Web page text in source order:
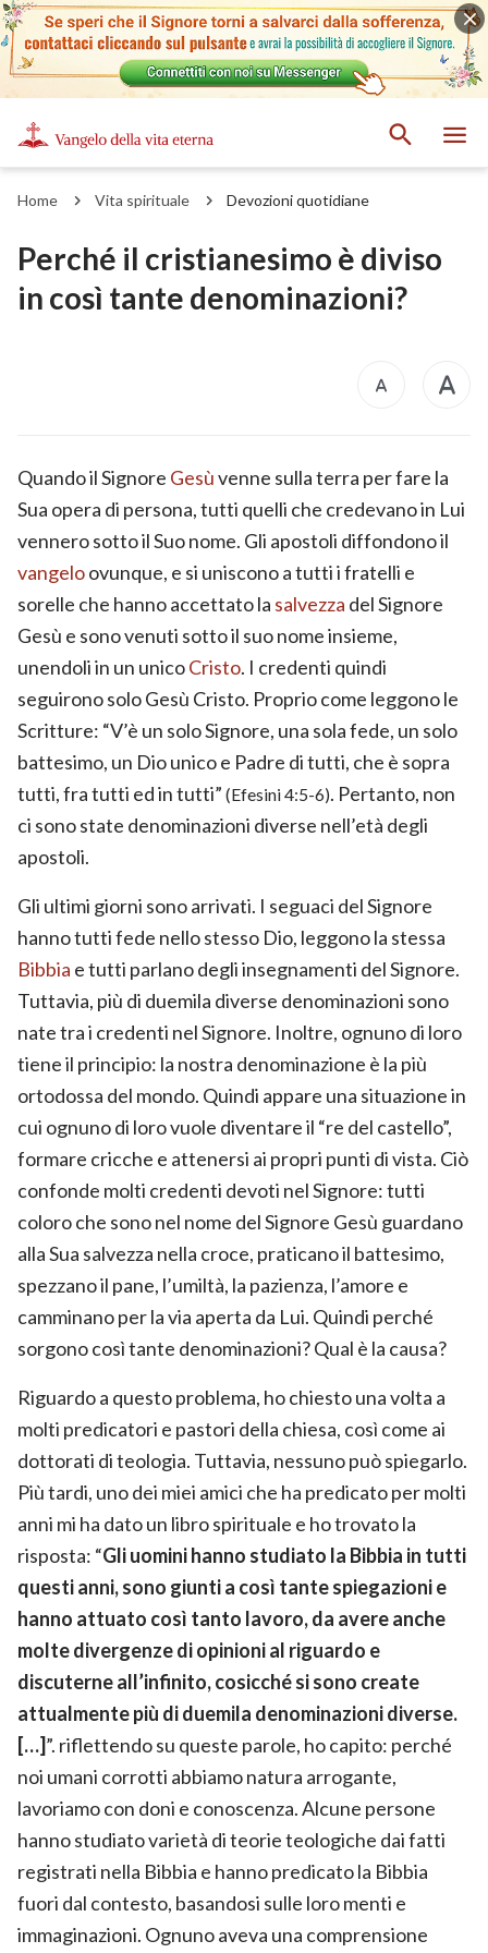
Home Vita spirituale Devozioni quotidiane
Perché il cristianesimo è diviso
in così tante denominazioni?
Quando il Signore Gesùvenne sulla terra per fare la
Sua opera di persona, tutti quelli che credevano in Lui
vennero sotto il Suo nome. Gli apostoli diffondono il
vangeloovunque, e si uniscono a tutti i fratelli e
sorelle che hanno accettato la salvezza del Signore
Gesù e sono venuti sotto il suo nome insieme,
unendoli in un unicoCristo. I credenti quindi
seguirono solo Gesù Cristo. Proprio come leggono le
Scritture: “V’è un solo Signore, una sola fede, un solo
battesimo, un Dio unico e Padre di tutti, che è sopra
tutti, fra tutti ed in tutti” (Efesini 4:5-6). Pertanto, non
ci sono state denominazioni diverse nell’età degli
apostoli.
Gli ultimi giorni sono arrivati. I seguaci del Signore
hanno tutti fede nello stesso Dio, leggono la stessa
Bibbia e tutti parlano degli insegnamenti del Signore.
Tuttavia, più di duemila diverse denominazioni sono
nate tra i credenti nel Signore. Inoltre, ognuno di loro
tiene il principio: la nostra denominazione è la più
ortodossa del mondo. Quindi appare una situazione in
cui ognuno di loro vuole diventare il “re del castello”,
formare cricche e attenersi ai propri punti di vista. Ciò
confonde molti credenti devoti nel Signore: tutti
coloro che sono nel nome del Signore Gesù guardano
alla Sua salvezza nella croce, praticano il battesimo,
spezzano il pane, l’umiltà, la pazienza, l’amore e
camminano per la via aperta da Lui. Quindi perché
sorgono così tante denominazioni? Qual è la causa?
Riguardo a questo problema, ho chiesto una volta a
molti predicatori e pastori della chiesa, così come ai
dottorati di teologia. Tuttavia, nessuno può spiegarlo.
Più tardi, uno dei miei amici che ha predicato per molti
anni mi ha dato un libro spirituale e ho trovato la
risposta: “Gli uomini hanno studiato la Bibbia in tutti
questi anni, sono giunti a così tante spiegazioni e
hanno attuato così tanto lavoro, da avere anche
molte divergenze di opinioni al riguardo e
discuterne all’infinito, cosicché si sono create
attualmente più di duemila denominazioni diverse.
[…]”. riflettendo su queste parole, ho capito: perché
noi umani corrotti abbiamo natura arrogante,
lavoriamo con doni e conoscenza. Alcune persone
hanno studiato varietà di teorie teologiche dai fatti
registrati nella Bibbia e hanno predicato la Bibbia
fuori dal contesto, basandosi sulle loro menti e
immaginazioni. Ognuno aveva una comprensione